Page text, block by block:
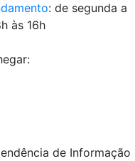
: de segunda a
às 16h
de Informação